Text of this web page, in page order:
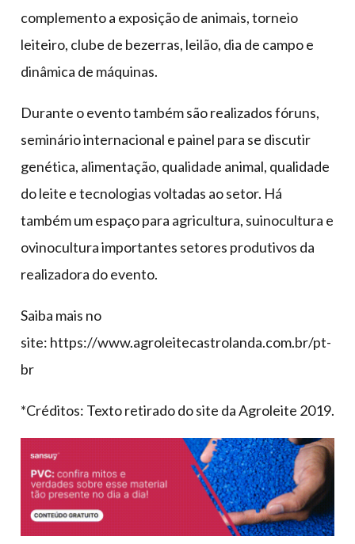
complemento a exposição de animais, torneio
leiteiro, clube de bezerras, leilão, dia de campo e
dinâmica de máquinas.
Durante o evento também são realizados fóruns,
seminário internacional e painel para se discutir
genética, alimentação, qualidade animal, qualidade
do leite e tecnologias voltadas ao setor. Há
também um espaço para agricultura, suinocultura e
ovinocultura importantes setores produtivos da
realizadora do evento.
Saiba mais no
site: https://www.agroleitecastrolanda.com.br/pt-
br
*Créditos: Texto retirado do site da Agroleite 2019.